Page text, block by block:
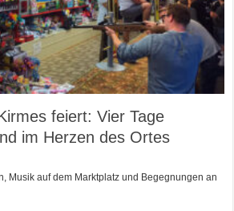
feiert: Vier Tage
im Herzen des Ortes
Musik auf dem Marktplatz und Begegnungen an